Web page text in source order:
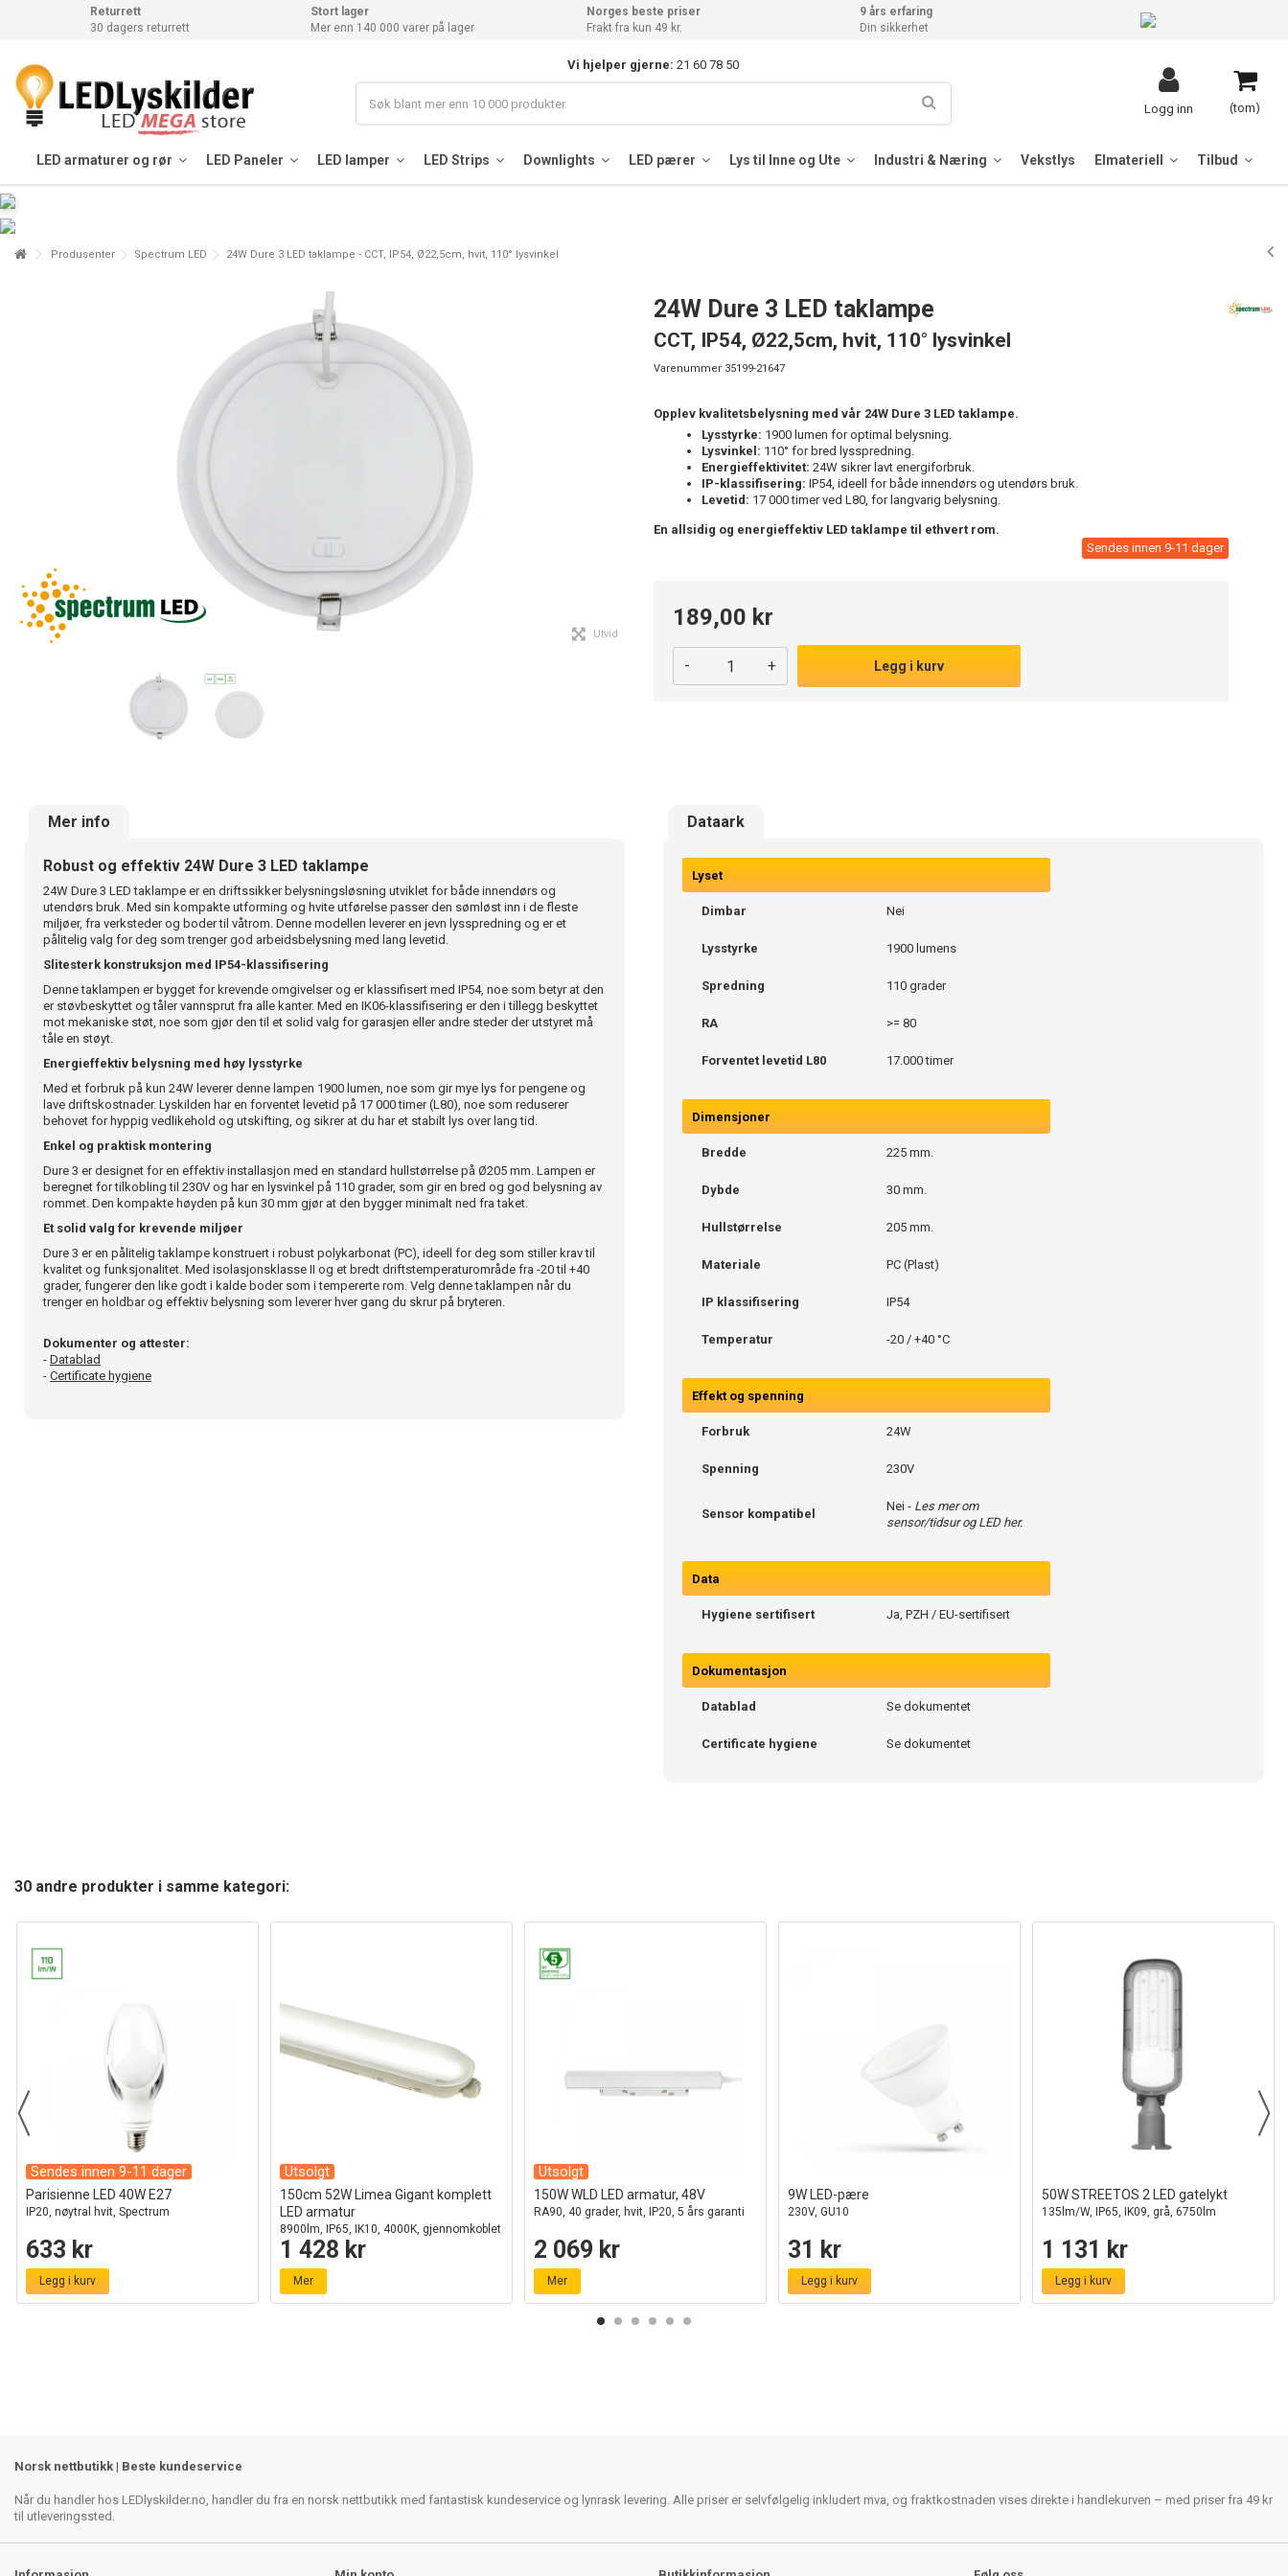
Returrett
30 dagers returrett
Stort lager
Mer enn 140 000 varer på lager
Norges beste priser
Frakt fra kun 49 kr.
9 års erfaring
Din sikkerhet
Vi hjelper gjerne: 21 60 78 50
(tom)
Logg inn
LED armaturer og rør LED Paneler LED lamper LED Strips Downlights LED pærer Lys til Inne og Ute Industri & Næring Vekstlys Elmateriell Tilbud
Produsenter Spectrum LED 24W Dure 3 LED taklampe - CCT, IP54, Ø22,5cm, hvit, 110° lysvinkel
Utvid
24W Dure 3 LED taklampe
CCT, IP54, Ø22,5cm, hvit, 110° lysvinkel
Varenummer 35199-21647
Opplev kvalitetsbelysning med vår 24W Dure 3 LED taklampe.
Lysstyrke: 1900 lumen for optimal belysning.
Lysvinkel: 110° for bred lysspredning.
Energieffektivitet: 24W sikrer lavt energiforbruk.
IP-klassifisering: IP54, ideell for både innendørs og utendørs bruk.
Levetid: 17 000 timer ved L80, for langvarig belysning.
En allsidig og energieffektiv LED taklampe til ethvert rom.
Sendes innen 9-11 dager
189,00 kr
- + Legg i kurv
Mer info Dataark
Robust og effektiv 24W Dure 3 LED taklampe
24W Dure 3 LED taklampe er en driftssikker belysningsløsning utviklet for både innendørs og
utendørs bruk. Med sin kompakte utforming og hvite utførelse passer den sømløst inn i de fleste
miljøer, fra verksteder og boder til våtrom. Denne modellen leverer en jevn lysspredning og er et
pålitelig valg for deg som trenger god arbeidsbelysning med lang levetid.
Slitesterk konstruksjon med IP54-klassifisering
Denne taklampen er bygget for krevende omgivelser og er klassifisert med IP54, noe som betyr at den
er støvbeskyttet og tåler vannsprut fra alle kanter. Med en IK06-klassifisering er den i tillegg beskyttet
mot mekaniske støt, noe som gjør den til et solid valg for garasjen eller andre steder der utstyret må
tåle en støyt.
Energieffektiv belysning med høy lysstyrke
Med et forbruk på kun 24W leverer denne lampen 1900 lumen, noe som gir mye lys for pengene og
lave driftskostnader. Lyskilden har en forventet levetid på 17 000 timer (L80), noe som reduserer
behovet for hyppig vedlikehold og utskifting, og sikrer at du har et stabilt lys over lang tid.
Enkel og praktisk montering
Dure 3 er designet for en effektiv installasjon med en standard hullstørrelse på Ø205 mm. Lampen er
beregnet for tilkobling til 230V og har en lysvinkel på 110 grader, som gir en bred og god belysning av
rommet. Den kompakte høyden på kun 30 mm gjør at den bygger minimalt ned fra taket.
Et solid valg for krevende miljøer
Dure 3 er en pålitelig taklampe konstruert i robust polykarbonat (PC), ideell for deg som stiller krav til
kvalitet og funksjonalitet. Med isolasjonsklasse II og et bredt driftstemperaturområde fra -20 til +40
grader, fungerer den like godt i kalde boder som i tempererte rom. Velg denne taklampen når du
trenger en holdbar og effektiv belysning som leverer hver gang du skrur på bryteren.
Dokumenter og attester:
- Datablad
- Certificate hygiene
Lyset
Dimbar Nei
Lysstyrke 1900 lumens
Spredning 110 grader
RA >= 80
Forventet levetid L80 17.000 timer
Dimensjoner
Bredde 225 mm.
Dybde 30 mm.
Hullstørrelse 205 mm.
Materiale PC (Plast)
IP klassifisering IP54
Temperatur -20 / +40 °C
Effekt og spenning
Forbruk 24W
Spenning 230V
Sensor kompatibel
Nei - Les mer om
sensor/tidsur og LED her.
Data
Hygiene sertifisert Ja, PZH / EU-sertifisert
Dokumentasjon
Datablad Se dokumentet
Certificate hygiene Se dokumentet
30 andre produkter i samme kategori:
Sendes innen 9-11 dager
Parisienne LED 40W E27
IP20, nøytral hvit, Spectrum
633 kr
Legg i kurv
Utsolgt
150cm 52W Limea Gigant komplett
LED armatur
8900lm, IP65, IK10, 4000K, gjennomkoblet
1 428 kr
Mer
Utsolgt
150W WLD LED armatur, 48V
RA90, 40 grader, hvit, IP20, 5 års garanti
2 069 kr
Mer
9W LED-pære
230V, GU10
31 kr
Legg i kurv
50W STREETOS 2 LED gatelykt
135lm/W, IP65, IK09, grå, 6750lm
1 131 kr
Legg i kurv
Norsk nettbutikk | Beste kundeservice
Når du handler hos LEDlyskilder.no, handler du fra en norsk nettbutikk med fantastisk kundeservice og lynrask levering. Alle priser er selvfølgelig inkludert mva, og fraktkostnaden vises direkte i handlekurven – med priser fra 49 kr
til utleveringssted.